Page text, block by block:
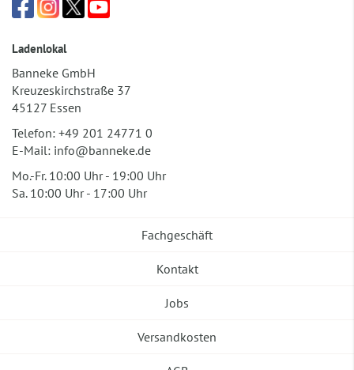
Ladenlokal
Banneke GmbH
Kreuzeskirchstraße 37
45127 Essen
Telefon: +49 201 24771 0
E-Mail: info@banneke.de
Mo.-Fr. 10:00 Uhr - 19:00 Uhr
Sa. 10:00 Uhr - 17:00 Uhr
Fachgeschäft
Kontakt
Jobs
Versandkosten